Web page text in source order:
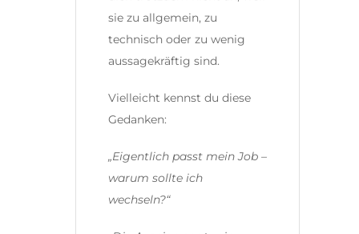
sie zu allgemein, zu
technisch oder zu wenig
aussagekräftig sind.
Vielleicht kennst du diese
Gedanken:
„Eigentlich passt mein Job –
warum sollte ich
wechseln?“